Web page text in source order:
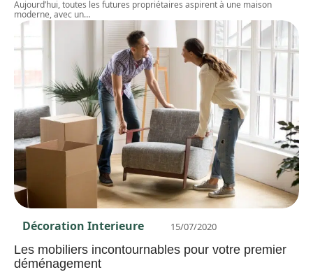
Aujourd’hui, toutes les futures propriétaires aspirent à une maison
moderne, avec un…
Décoration Interieure 15/07/2020
Les mobiliers incontournables pour votre premier
déménagement